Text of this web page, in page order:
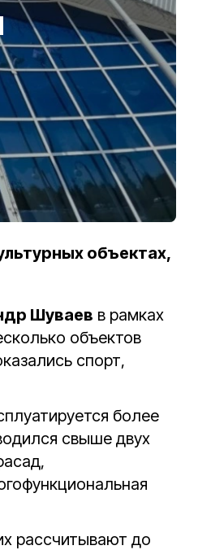
объектах,
Шуваев в рамках
объектов
спорт,
более
свыше двух
рассчитывают до